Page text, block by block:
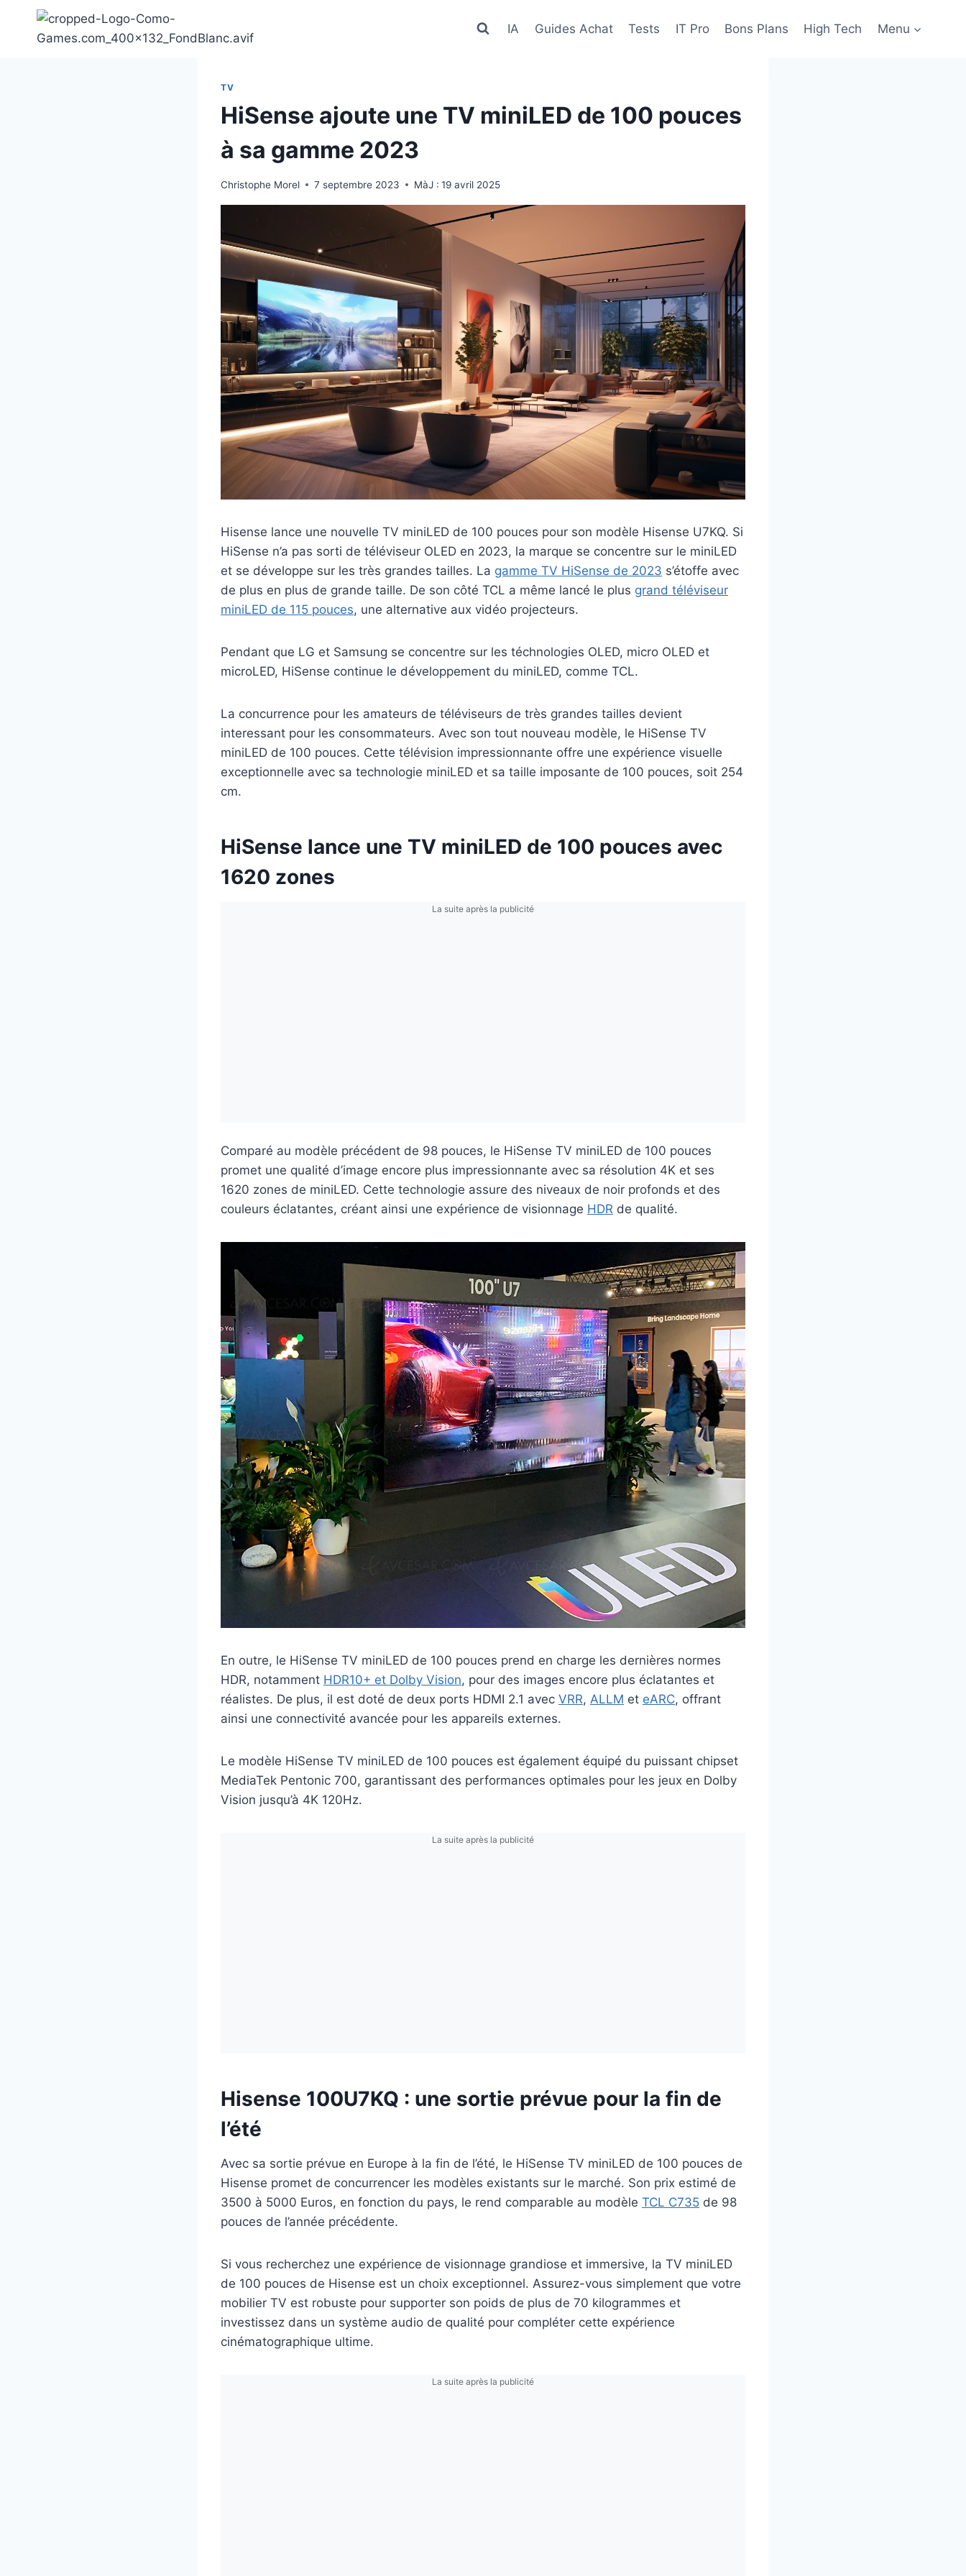
contenu
IA Guides Achat Tests IT Pro Bons Plans High Tech Menu
TV
HiSense ajoute une TV miniLED de 100 pouces
à sa gamme 2023
Christophe Morel 7 septembre 2023 MàJ : 19 avril 2025
Hisense lance une nouvelle TV miniLED de 100 pouces pour son modèle Hisense U7KQ. Si
HiSense n’a pas sorti de téléviseur OLED en 2023, la marque se concentre sur le miniLED
et se développe sur les très grandes tailles. La gamme TV HiSense de 2023 s’étoffe avec
de plus en plus de grande taille. De son côté TCL a même lancé le plus grand téléviseur
miniLED de 115 pouces, une alternative aux vidéo projecteurs.
Pendant que LG et Samsung se concentre sur les téchnologies OLED, micro OLED et
microLED, HiSense continue le développement du miniLED, comme TCL.
La concurrence pour les amateurs de téléviseurs de très grandes tailles devient
interessant pour les consommateurs. Avec son tout nouveau modèle, le HiSense TV
miniLED de 100 pouces. Cette télévision impressionnante offre une expérience visuelle
exceptionnelle avec sa technologie miniLED et sa taille imposante de 100 pouces, soit 254
cm.
HiSense lance une TV miniLED de 100 pouces avec
1620 zones
La suite après la publicité
Comparé au modèle précédent de 98 pouces, le HiSense TV miniLED de 100 pouces
promet une qualité d’image encore plus impressionnante avec sa résolution 4K et ses
1620 zones de miniLED. Cette technologie assure des niveaux de noir profonds et des
couleurs éclatantes, créant ainsi une expérience de visionnage HDR de qualité.
En outre, le HiSense TV miniLED de 100 pouces prend en charge les dernières normes
HDR, notamment HDR10+ et Dolby Vision, pour des images encore plus éclatantes et
réalistes. De plus, il est doté de deux ports HDMI 2.1 avec VRR, ALLM et eARC, offrant
ainsi une connectivité avancée pour les appareils externes.
Le modèle HiSense TV miniLED de 100 pouces est également équipé du puissant chipset
MediaTek Pentonic 700, garantissant des performances optimales pour les jeux en Dolby
Vision jusqu’à 4K 120Hz.
La suite après la publicité
Hisense 100U7KQ : une sortie prévue pour la fin de
l’été
Avec sa sortie prévue en Europe à la fin de l’été, le HiSense TV miniLED de 100 pouces de
Hisense promet de concurrencer les modèles existants sur le marché. Son prix estimé de
3500 à 5000 Euros, en fonction du pays, le rend comparable au modèle TCL C735 de 98
pouces de l’année précédente.
Si vous recherchez une expérience de visionnage grandiose et immersive, la TV miniLED
de 100 pouces de Hisense est un choix exceptionnel. Assurez-vous simplement que votre
mobilier TV est robuste pour supporter son poids de plus de 70 kilogrammes et
investissez dans un système audio de qualité pour compléter cette expérience
cinématographique ultime.
La suite après la publicité